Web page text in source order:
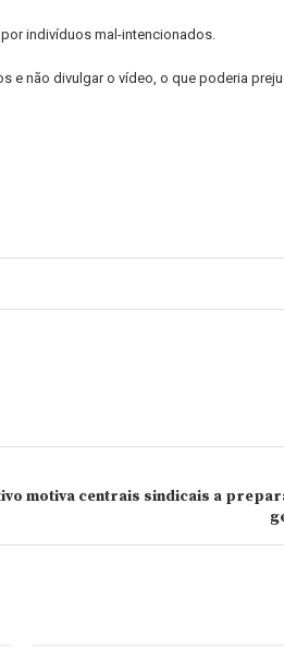
indivíduos mal-intencionados.
e não divulgar o vídeo, o que poderia
motiva centrais sindicais a